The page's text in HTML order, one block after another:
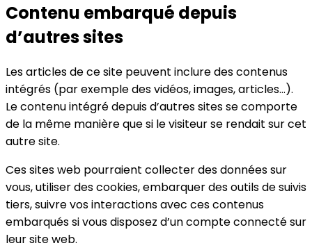
Contenu embarqué depuis
d’autres sites
Les articles de ce site peuvent inclure des contenus
intégrés (par exemple des vidéos, images, articles…).
Le contenu intégré depuis d’autres sites se comporte
de la même manière que si le visiteur se rendait sur cet
autre site.
Ces sites web pourraient collecter des données sur
vous, utiliser des cookies, embarquer des outils de suivis
tiers, suivre vos interactions avec ces contenus
embarqués si vous disposez d’un compte connecté sur
leur site web.